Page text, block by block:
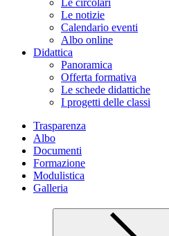
Le circolari
Le notizie
Calendario eventi
Albo online
Didattica
Panoramica
Offerta formativa
Le schede didattiche
I progetti delle classi
Trasparenza
Albo
Documenti
Formazione
Modulistica
Galleria